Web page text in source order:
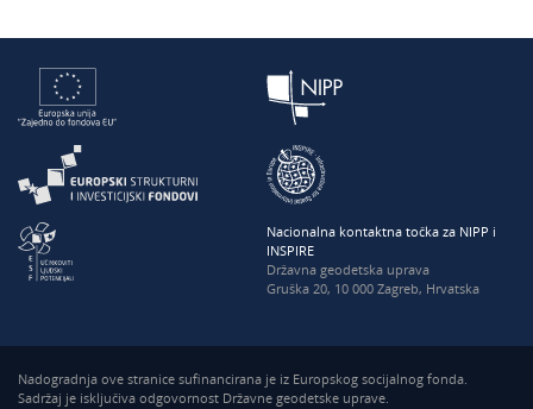
Nacionalna kontaktna točka za NIPP i
INSPIRE
Državna geodetska uprava
Gruška 20, 10 000 Zagreb, Hrvatska
Nadogradnja ove stranice sufinancirana je iz Europskog socijalnog fonda.
Sadržaj je isključiva odgovornost Državne geodetske uprave.